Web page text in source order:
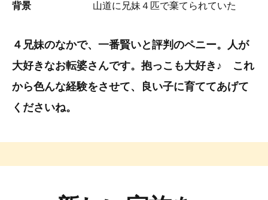
背景 山道に兄妹４匹で棄てられていた
４兄妹のなかで、一番賢いと評判のペニー。人が
大好きなお転婆さんです。抱っこも大好き♪ これ
から色んな経験をさせて、良い子に育ててあげて
くださいね。